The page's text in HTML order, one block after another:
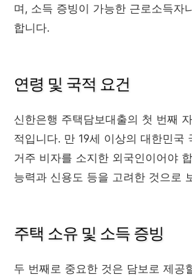
며, 소득 증빙이 가능한 근로소득자
합니다.
연령 및 국적 요건
신한은행 주택담보대출의 첫 번째
적입니다. 만 19세 이상의 대한민국
거주 비자를 소지한 외국인이어야
능력과 신용도 등을 고려한 것으로
주택 소유 및 소득 증빙
두 번째로 중요한 것은 담보로 제공